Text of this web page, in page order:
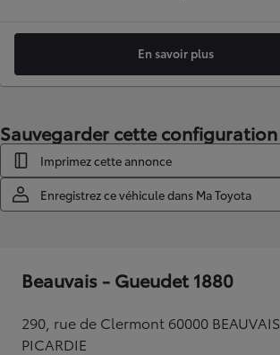
En savoir plus
Sauvegarder cette configuration
Imprimez cette annonce
Enregistrez ce véhicule dans Ma Toyota
Beauvais - Gueudet 1880
290, rue de Clermont 60000 BEAUVAIS,
PICARDIE